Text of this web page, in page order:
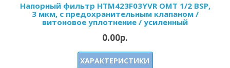
Напорный фильтр HTM423F03YVR OMT 1/2 BSP,
3 мкм, с предохранительным клапаном /
витоновое уплотнение / усиленный
0.00р.
ХАРАКТЕРИСТИКИ